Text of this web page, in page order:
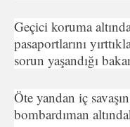
Geçici koruma
pasaportlarını
sorun yaşandığı
Öte yandan iç
bombardıman